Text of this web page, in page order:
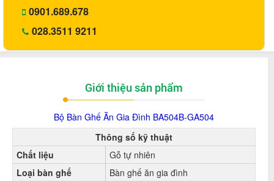
0901.689.678
028.3511 9211
Giới thiệu sản phẩm
Bộ Bàn Ghế Ăn Gia Đình BA504B-GA504
Thông số kỹ thuật
Chất liệu
Gỗ tự nhiên
Loại bàn ghế
Bàn ghế ăn gia đình